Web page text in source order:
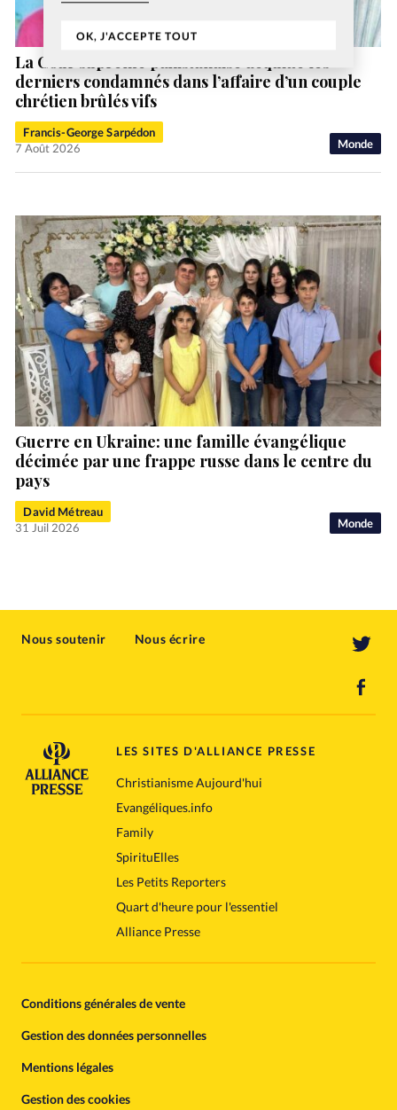
OK, J'ACCEPTE TOUT
Monde
La Cour suprême pakistanaise acquitte les
derniers condamnés dans l’affaire d’un couple
chrétien brûlés vifs
Francis-George Sarpédon
7 Août 2026
Monde
Guerre en Ukraine: une famille évangélique
décimée par une frappe russe dans le centre du
pays
David Métreau
31 Juil 2026
Nous soutenir Nous écrire
LES SITES D'ALLIANCE PRESSE
Christianisme Aujourd'hui
Evangéliques.info
Family
SpirituElles
Les Petits Reporters
Quart d'heure pour l'essentiel
Alliance Presse
Conditions générales de vente
Gestion des données personnelles
Mentions légales
Gestion des cookies